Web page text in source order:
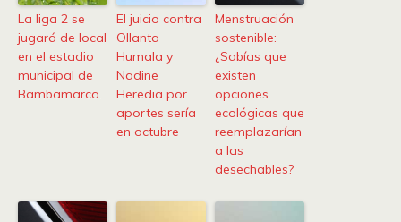
La liga 2 se
jugará de local
en el estadio
municipal de
Bambamarca.
El juicio contra
Ollanta
Humala y
Nadine
Heredia por
aportes sería
en octubre
Menstruación
sostenible:
¿Sabías que
existen
opciones
ecológicas que
reemplazarían
a las
desechables?